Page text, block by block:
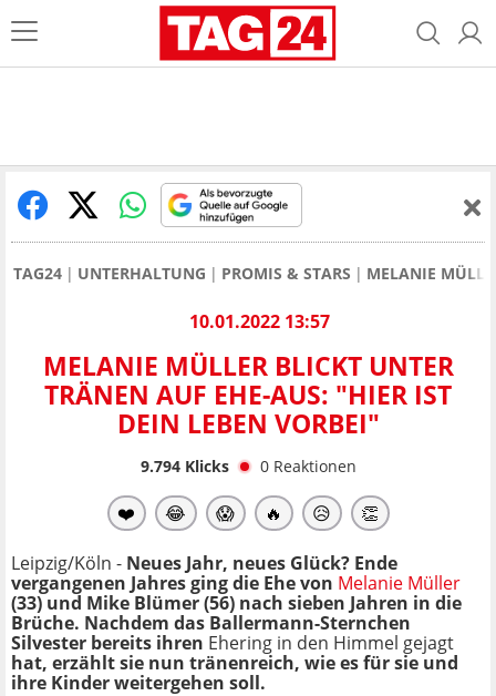
TAG24 UNTERHALTUNG PROMIS & STARS MELANIE
10.01.2022 13:57
MELANIE MÜLLER BLICKT UNTER
TRÄNEN AUF EHE-AUS: "HIER IST
DEIN LEBEN VORBEI"
9.794Klicks 0 Reaktionen
❤️ 😂 😱 🔥 😥 👏
Leipzig/Köln - Neues Jahr, neues Glück? Ende
vergangenen Jahres ging die Ehe von Melanie Müller
(33) und Mike Blümer (56) nach sieben Jahren in die
Brüche. Nachdem das Ballermann-Sternchen
Silvester bereits ihren Ehering in den Himmel gejagt
hat, erzählt sie nun tränenreich, wie es für sie und
ihre Kinder weitergehen soll.